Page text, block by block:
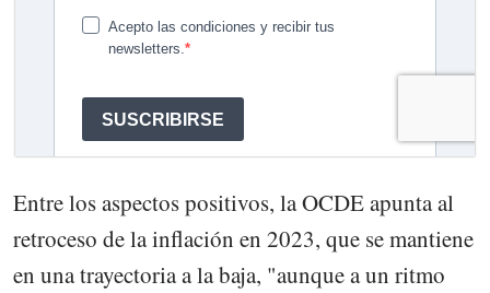
Entre los aspectos positivos, la OCDE apunta al
retroceso de la inflación en 2023, que se mantiene
en una trayectoria a la baja, "aunque a un ritmo